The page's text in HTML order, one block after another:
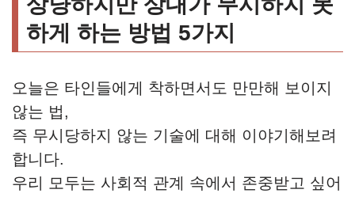
하게 하는 방법 5가지
오늘은 타인들에게 착하면서도 만만해 보이지
않는 법,
즉 무시당하지 않는 기술에 대해 이야기해보려
합니다.
우리 모두는 사회적 관계 속에서 존중받고 싶어